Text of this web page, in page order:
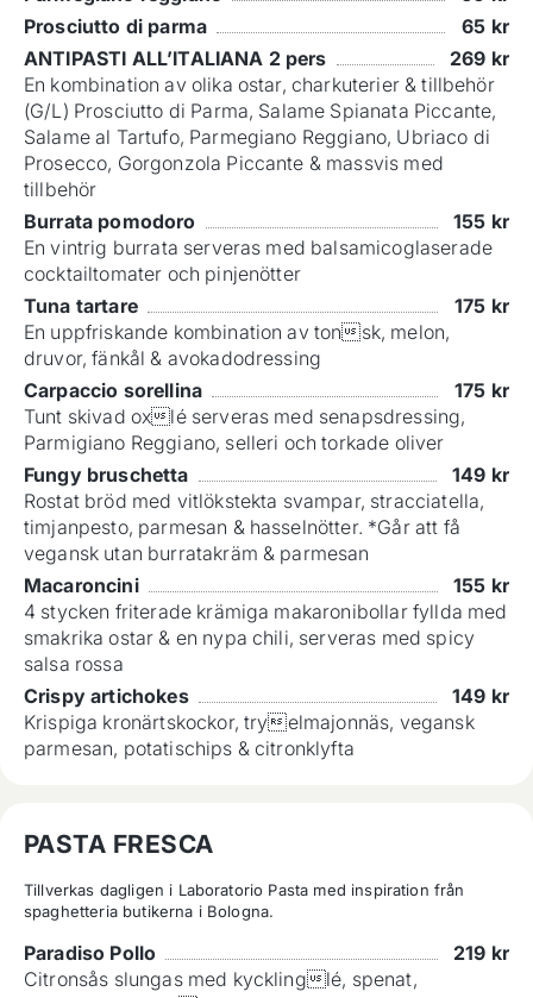
Prosciutto di parma
65 kr
ANTIPASTI ALL’ITALIANA 2 pers
269 kr
En kombination av olika ostar, charkuterier & tillbehör
(G/L) Prosciutto di Parma, Salame Spianata Piccante,
Salame al Tartufo, Parmegiano Reggiano, Ubriaco di
Prosecco, Gorgonzola Piccante & massvis med
tillbehör
Burrata pomodoro
155 kr
En vintrig burrata serveras med balsamicoglaserade
cocktailtomater och pinjenötter
Tuna tartare
175 kr
En uppfriskande kombination av tonsk, melon,
druvor, fänkål & avokadodressing
Carpaccio sorellina
175 kr
Tunt skivad oxlé serveras med senapsdressing,
Parmigiano Reggiano, selleri och torkade oliver
Fungy bruschetta
149 kr
Rostat bröd med vitlökstekta svampar, stracciatella,
timjanpesto, parmesan & hasselnötter. *Går att få
vegansk utan burratakräm & parmesan
Macaroncini
155 kr
4 stycken friterade krämiga makaronibollar fyllda med
smakrika ostar & en nypa chili, serveras med spicy
salsa rossa
Crispy artichokes
149 kr
Krispiga kronärtskockor, tryelmajonnäs, vegansk
parmesan, potatischips & citronklyfta
PASTA FRESCA
Tillverkas dagligen i Laboratorio Pasta med inspiration från
spaghetteria butikerna i Bologna.
Paradiso Pollo 219 kr
Citronsås slungas med kycklinglé, spenat,